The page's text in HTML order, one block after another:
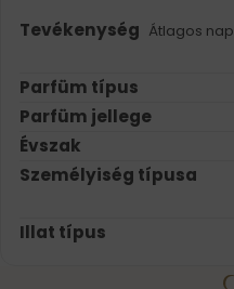
Tevékenység Átlagos nap
Parfüm típus
Parfüm jellege
Évszak
Személyiség típusa
Illat típus